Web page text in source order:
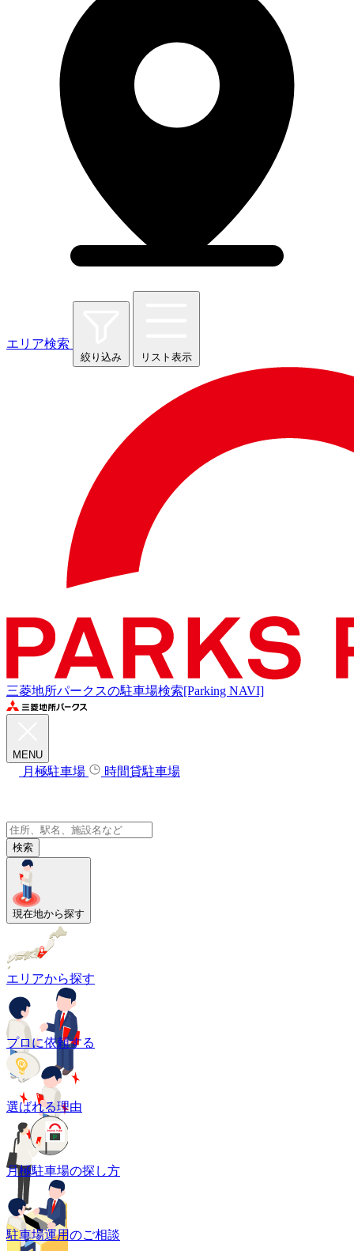
エリア検索
絞り込み リスト表示
三菱地所パークスの駐車場検索[Parking NAVI]
MENU
月極駐車場 時間貸駐車場
検索
現在地から探す
エリアから探す
プロに依頼する
選ばれる理由
月極駐車場の探し方
駐車場運用のご相談